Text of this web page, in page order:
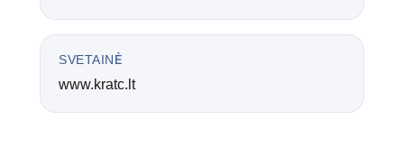
SVETAINĖ
www.kratc.lt